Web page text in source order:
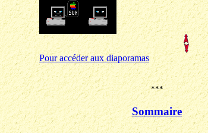
Pour accéder aux diaporamas
***
Sommaire